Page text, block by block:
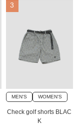
3
MEN'S WOMEN'S
Check golf shorts BLAC
K